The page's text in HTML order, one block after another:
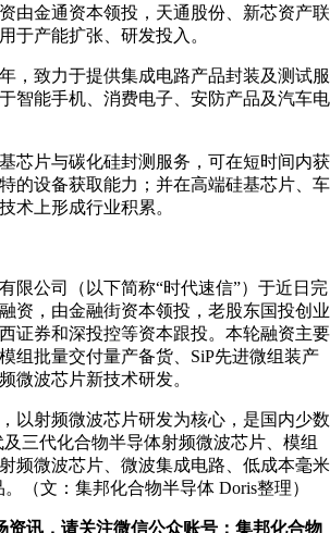
由金通资本领投，天通股份、新芯资产联
于产能扩张、研发投入。
，致力于提供集成电路产品封装及测试服
智能手机、消费电子、安防产品及汽车电
芯片与碳化硅封测服务，可在短时间内获
的设备获取能力；并在高端硅基芯片、车
术上形成行业积累。
限公司（以下简称“时代速信”）于近日完
资，由金融街资本领投，老股东国投创业
证券和深投控等资本跟投。本轮融资主要
组批量交付量产备货、SiP先进微组装产
微波芯片新技术研发。
以射频微波芯片研发为核心，是国内少数
三代化合物半导体射频微波芯片、模组
频微波芯片、微波集成电路、低成本毫米
（文：集邦化合物半导体 Doris整理）
资讯，请关注微信公众账号：集邦化合物